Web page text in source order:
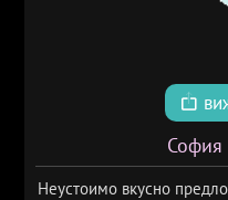
София
Неустоимо вкусно